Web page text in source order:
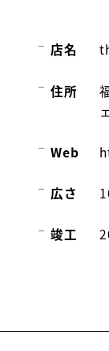
店名
住所
Web
広さ
竣工